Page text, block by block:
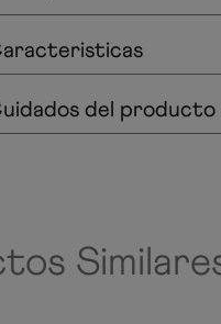
del producto